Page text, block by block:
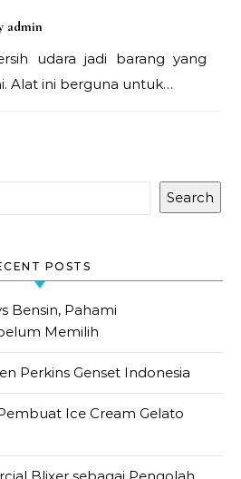
admin
Alat ini berguna untuk…
Search
POSTS
Bensin, Pahami
Memilih
Perkins Genset Indonesia
Ice Cream Gelato